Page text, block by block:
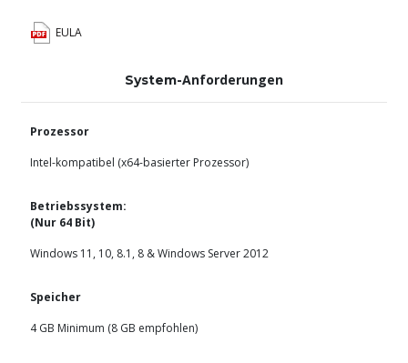
EULA
System-Anforderungen
Prozessor
Intel-kompatibel (x64-basierter Prozessor)
Betriebssystem:
(Nur 64 Bit)
Windows 11, 10, 8.1, 8 & Windows Server 2012
Speicher
4 GB Minimum (8 GB empfohlen)